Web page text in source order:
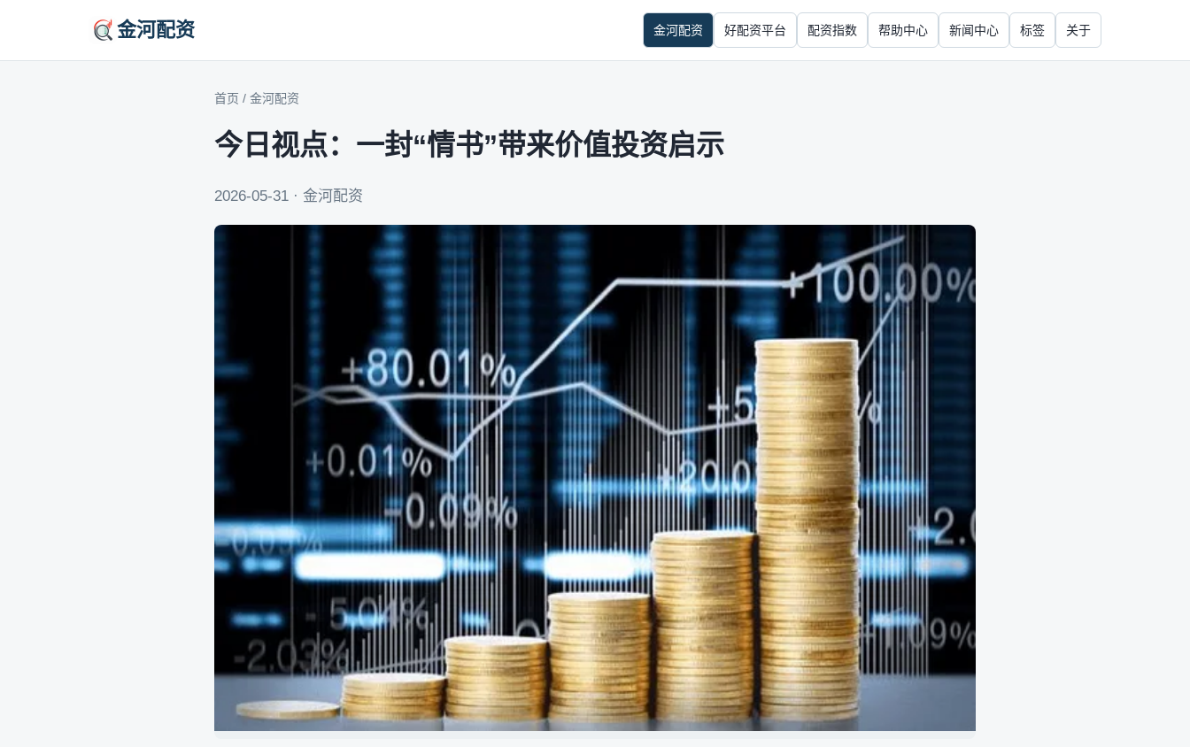
金河配资 金河配资 好配资平台 配资指数 帮助中心 新闻中心 标签 关于
首页 / 金河配资
今日视点：一封“情书”带来价值投资启示
2026-05-31 · 金河配资